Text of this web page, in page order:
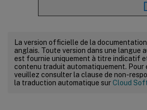
La version officielle de la
anglais. Toute version dans une langue
est fournie uniquement à titre indicatif
contenu traduit automatiquement. Pour
veuillez consulter la clause de non-
la traduction automatique surCloud